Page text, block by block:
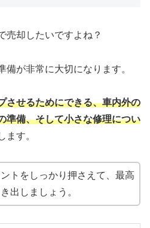
売却したいですよね？
備が非常に大切になります。
させるためにできる、車内外の
準備、そして小さな修理につい
ます。
トをしっかり押さえて、最高
出しましょう。